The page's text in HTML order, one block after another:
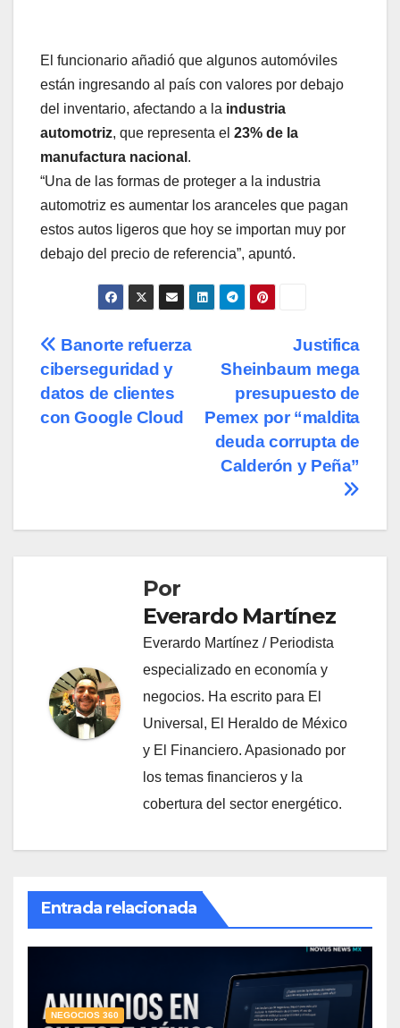
El funcionario añadió que algunos automóviles
están ingresando al país con valores por debajo
del inventario, afectando a la industria
automotriz, que representa el 23% de la
manufactura nacional .
“Una de las formas de proteger a la industria
automotriz es aumentar los aranceles que pagan
estos autos ligeros que hoy se importan muy por
debajo del precio de referencia”, apuntó.
Navegación
de
entradas
Justifica
Sheinbaum mega
presupuesto de
Pemex por “maldita
deuda corrupta de
Calderón y Peña”
Banorte refuerza
ciberseguridad y
datos de clientes
con Google Cloud
Por
Everardo Martínez
Everardo Martínez / Periodista
especializado en economía y
negocios. Ha escrito para El
Universal, El Heraldo de México
y El Financiero. Apasionado por
los temas financieros y la
cobertura del sector energético.
Entrada relacionada
NEGOCIOS 360